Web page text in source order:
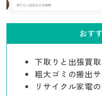
おす
下取りと出張買
粗大ゴミの搬出
リサイクル家電